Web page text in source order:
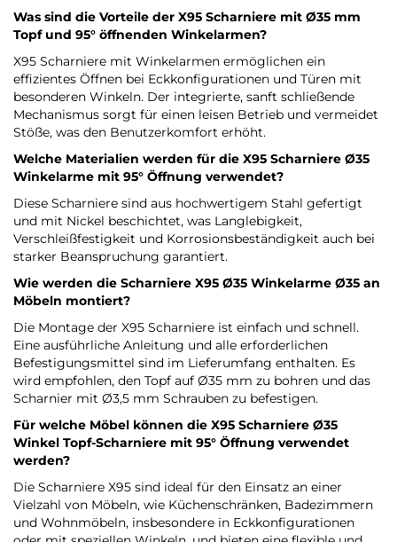
Was sind die Vorteile der X95 Scharniere mit Ø35 mm
Topf und 95° öffnenden Winkelarmen?
X95 Scharniere mit Winkelarmen ermöglichen ein
effizientes Öffnen bei Eckkonfigurationen und Türen mit
besonderen Winkeln. Der integrierte, sanft schließende
Mechanismus sorgt für einen leisen Betrieb und vermeidet
Stöße, was den Benutzerkomfort erhöht.
Welche Materialien werden für die X95 Scharniere Ø35
Winkelarme mit 95° Öffnung verwendet?
Diese Scharniere sind aus hochwertigem Stahl gefertigt
und mit Nickel beschichtet, was Langlebigkeit,
Verschleißfestigkeit und Korrosionsbeständigkeit auch bei
starker Beanspruchung garantiert.
Wie werden die Scharniere X95 Ø35 Winkelarme Ø35 an
Möbeln montiert?
Die Montage der X95 Scharniere ist einfach und schnell.
Eine ausführliche Anleitung und alle erforderlichen
Befestigungsmittel sind im Lieferumfang enthalten. Es
wird empfohlen, den Topf auf Ø35 mm zu bohren und das
Scharnier mit Ø3,5 mm Schrauben zu befestigen.
Für welche Möbel können die X95 Scharniere Ø35
Winkel Topf-Scharniere mit 95° Öffnung verwendet
werden?
Die Scharniere X95 sind ideal für den Einsatz an einer
Vielzahl von Möbeln, wie Küchenschränken, Badezimmern
und Wohnmöbeln, insbesondere in Eckkonfigurationen